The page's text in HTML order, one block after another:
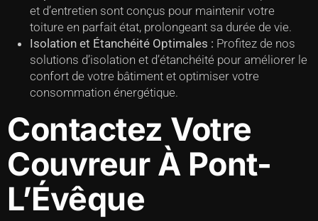
et d’entretien sont conçus pour maintenir votre
toiture en parfait état, prolongeant sa durée de vie.
Isolation et Étanchéité Optimales : Profitez de nos
solutions d’isolation et d’étanchéité pour améliorer le
confort de votre bâtiment et optimiser votre
consommation énergétique.
Contactez Votre
Couvreur À Pont-
L’Évêque